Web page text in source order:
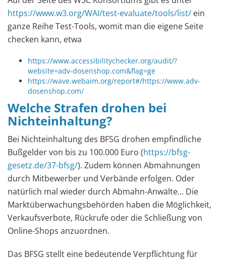
https://www.w3.org/WAI/test-evaluate/tools/list/ ein
ganze Reihe Test-Tools, womit man die eigene Seite
checken kann, etwa
https://www.accessibilitychecker.org/audit/?
website=adv-dosenshop.com&flag=ge
https://wave.webaim.org/report#/https://www.adv-
dosenshop.com/
Welche Strafen drohen bei
Nichteinhaltung?
Bei Nichteinhaltung des BFSG drohen empfindliche
Bußgelder von bis zu 100.000 Euro (https://bfsg-
gesetz.de/37-bfsg/). Zudem können Abmahnungen
durch Mitbewerber und Verbände erfolgen. Oder
natürlich mal wieder durch Abmahn-Anwälte… Die
Marktüberwachungsbehörden haben die Möglichkeit,
Verkaufsverbote, Rückrufe oder die Schließung von
Online-Shops anzuordnen.
Das BFSG stellt eine bedeutende Verpflichtung für